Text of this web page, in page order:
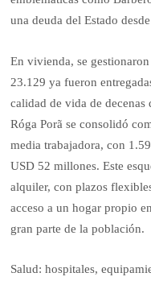
una deuda del Estado
En vivienda, se
23.129 ya fueron
calidad de vida de decenas
Róga Porã se consolidó
media trabajadora, con
USD 52 millones. Este
alquiler, con plazos
acceso a un hogar propio
gran parte de la población.
Salud: hospitales,